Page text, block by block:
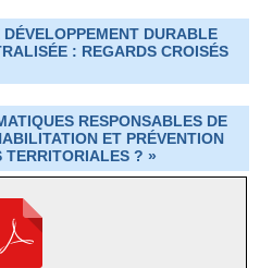
DURABLE
: REGARDS CROISÉS
RESPONSABLES DE
ET PRÉVENTION
TERRITORIALES ? »